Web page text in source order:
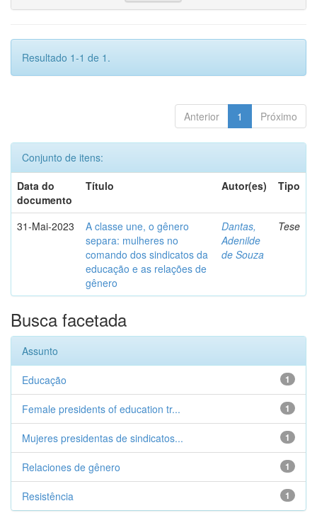
Resultado 1-1 de 1.
Anterior 1 Próximo
Conjunto de itens:
Data do
documento
Título Autor(es) Tipo
31-Mai-2023
A classe une, o gênero
separa: mulheres no
comando dos sindicatos da
educação e as relações de
gênero
Dantas,
Adenilde
de Souza
Tese
Busca facetada
Assunto
1
Educação
1
Female presidents of education tr...
1
Mujeres presidentas de sindicatos...
1
Relaciones de gênero
1
Resistência